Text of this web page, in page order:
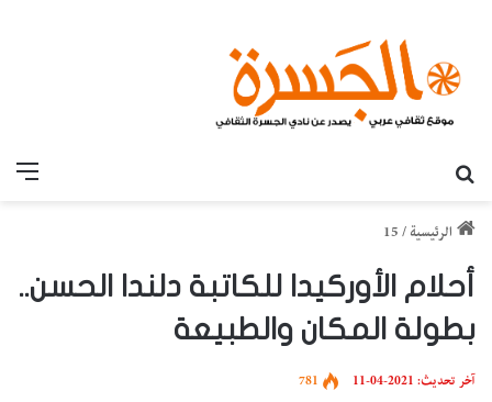
الرئيسية /
15
أحلام الأوركيدا للكاتبة دلندا الحسن..
بطولة المكان والطبيعة
آخر تحديث: 2021-04-11 781